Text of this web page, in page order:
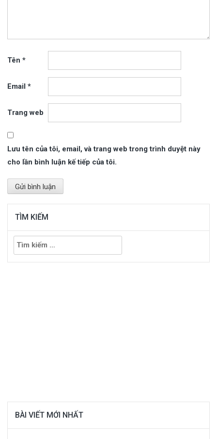
Tên *
Email *
Trang web
Lưu tên của tôi, email, và trang web trong trình duyệt này
cho lần bình luận kế tiếp của tôi.
TÌM KIẾM
Tìm
kiếm
cho:
BÀI VIẾT MỚI NHẤT